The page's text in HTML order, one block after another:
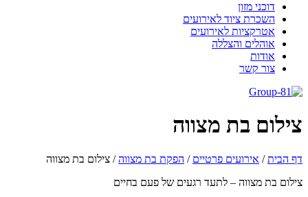
דוכני מזון
השכרת ציוד לאירועים
אטרקציות לאירועים
אוהלים והצללה
אודות
צור קשר
בת מצווה
הבית/אירועים פרטיים/הפקת בת מצווה/צילום בת מצווה
בת מצווה – לתעד רגעים של פעם בחיים